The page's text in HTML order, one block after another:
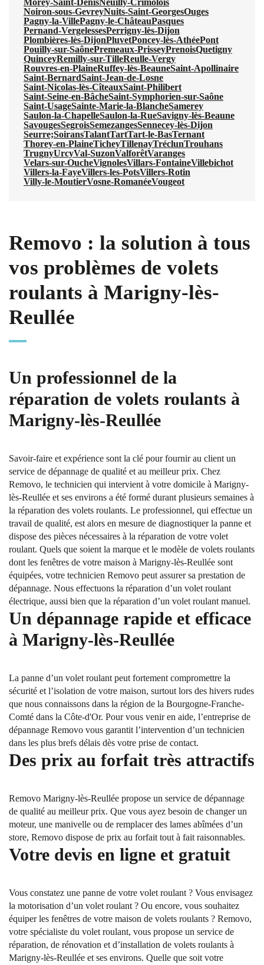
Morey-Saint-DenisNeuilly-Crimolois
Noiron-sous-GevreyNuits-Saint-GeorgesOuges
Pagny-la-VillePagny-le-ChâteauPasques
Pernand-VergelessesPerrigny-lès-Dijon
Plombières-lès-DijonPluvetPoncey-lès-AthéePont
Pouilly-sur-SaônePremeaux-PrisseyPrenoisQuetigny
QuinceyRemilly-sur-TilleReulle-Vergy
Rouvres-en-PlaineRuffey-lès-BeauneSaint-Apollinaire
Saint-BernardSaint-Jean-de-Losne
Saint-Nicolas-lès-CîteauxSaint-Philibert
Saint-Seine-en-BâcheSaint-Symphorien-sur-Saône
Saint-UsageSainte-Marie-la-BlancheSamerey
Saulon-la-ChapelleSaulon-la-RueSavigny-lès-Beaune
SavougesSegroisSemezangesSennecey-lès-Dijon
Seurre;SoiransTalantTartTart-le-BasTernant
Thorey-en-PlaineTicheyTillenayTréclunTrouhans
TrugnyUrcyVal-SuzonValforêtVaranges
Velars-sur-OucheVignolesVillars-FontaineVillebichot
Villers-la-FayeVillers-les-PotsVillers-Rotin
Villy-le-MoutierVosne-RomanéeVougeot
Removo : la solution à tous
vos problèmes de volets
roulants à Marigny-lès-
Reullée
Un professionnel de la
réparation de volets roulants à
Marigny-lès-Reullée
Savoir-faire et expérience sont la clé pour fournir au client un
service de dépannage de qualité et au meilleur prix. Chez
Removo, le technicien qui intervient à votre domicile à Marigny-
lès-Reullée et ses environs a été formé durant plusieurs semaines à
la réparation des volets roulants. Le professionnel, qui effectue un
travail de qualité, est alors en mesure de diagnostiquer la panne et
dispose des pièces nécessaires à la réparation de votre volet
roulant. Quels que soient la marque et le modèle de volets roulants
dont les fenêtres de votre maison à Marigny-lès-Reullée sont
équipées, votre technicien Removo peut assurer sa prestation de
dépannage. Nous effectuons la réparation d’un volet roulant
électrique, aussi bien que la réparation d’un volet roulant manuel.
Un dépannage rapide et efficace
à Marigny-lès-Reullée
La panne d’un volet roulant peut fortement compromettre la
sécurité et l’isolation de votre maison, surtout lors des hivers rudes
que nous connaissons dans la région de la Bourgogne-Franche-
Comté dans la Côte-d'Or. Pour vous venir en aide, l’entreprise de
dépannage Removo vous garantit l’intervention d’un technicien
dans les plus brefs délais dès votre prise de contact.
Des prix au forfait très attractifs
Removo Marigny-lès-Reullée propose un service de dépannage
de qualité au meilleur prix. Que vous ayez besoin de changer un
moteur, une manivelle ou de remplacer des lames abîmées d’un
store, Removo dispose de prix au forfait tout à fait raisonnables.
Votre devis en ligne et gratuit
Vous constatez une panne de votre volet roulant ? Vous envisagez
la motorisation d’un volet roulant ? Ou encore, vous souhaitez
équiper les fenêtres de votre maison de volets roulants ? Removo,
votre spécialiste du volet roulant, vous propose un service de
réparation, de rénovation et d’installation de volets roulants à
Marigny-lès-Reullée et ses environs. Quelle que soit votre